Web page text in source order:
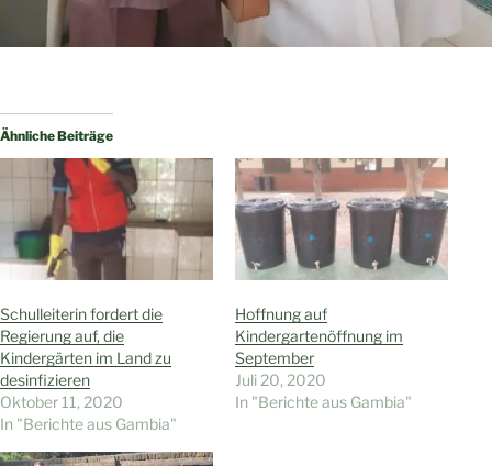
Ähnliche Beiträge
Schulleiterin fordert die
Regierung auf, die
Kindergärten im Land zu
desinfizieren
Oktober 11, 2020
In "Berichte aus Gambia"
Hoffnung auf
Kindergartenöffnung im
September
Juli 20, 2020
In "Berichte aus Gambia"